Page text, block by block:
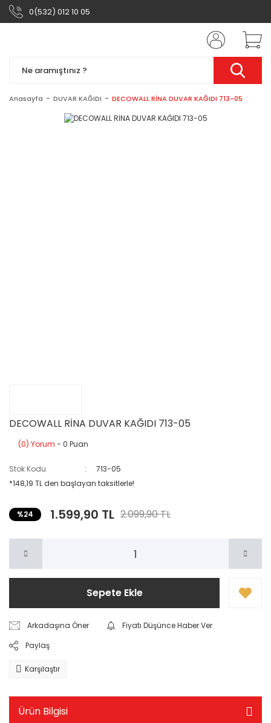
0(532) 012 10 05
Anasayfa DUVAR KAĞIDI DECOWALL RİNA DUVAR KAĞIDI 713-05
DECOWALL RİNA DUVAR KAĞIDI 713-05
(0) Yorum - 0 Puan
Stok Kodu
713-05
*148,19 TL den başlayan taksitlerle!
%24 1.599,90 TL 2.099,90 TL
Sepete Ekle
Arkadaşına Öner
Fiyatı Düşünce Haber Ver
Paylaş
Karşılaştır
Ürün Bilgisi